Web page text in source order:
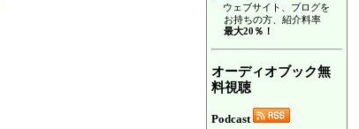
ウェブサイト、ブログを
お持ちの方、紹介料率
最大20％！
オーディオブック無
料視聴
Podcast